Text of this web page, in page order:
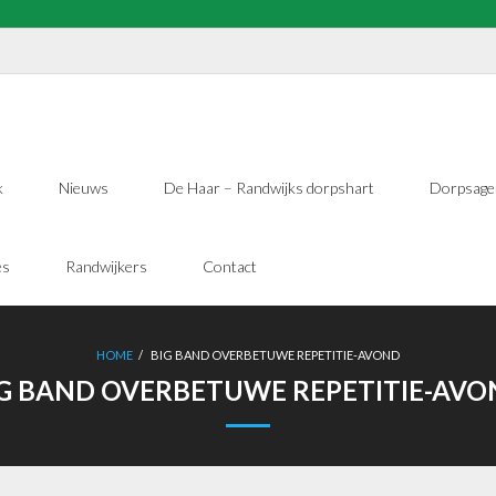
Nieuws De Haar – Randwijks dorpshart
Randwijkers Contact
HOME / BIG BAND OVERBETUWE REPETITIE-AVOND
BAND OVERBETUWE REPETITIE-